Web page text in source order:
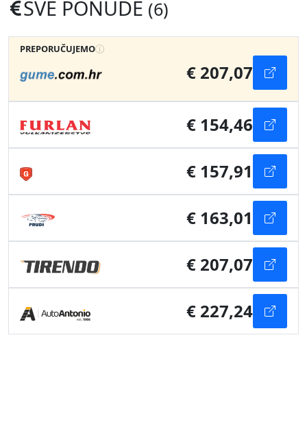
SVE PONUDE (6)
PREPORUČUJEMO
€ 207,07
€ 154,46
€ 157,91
€ 163,01
€ 207,07
€ 227,24